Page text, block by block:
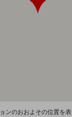
ンのおおよその位置を